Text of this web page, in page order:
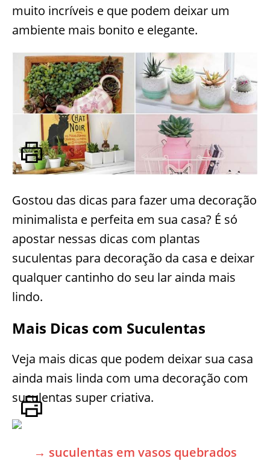
muito incríveis e que podem deixar um
ambiente mais bonito e elegante.
Gostou das dicas para fazer uma decoração
minimalista e perfeita em sua casa? É só
apostar nessas dicas com plantas
suculentas para decoração da casa e deixar
qualquer cantinho do seu lar ainda mais
lindo.
Mais Dicas com Suculentas
Veja mais dicas que podem deixar sua casa
ainda mais linda com uma decoração com
suculentas super criativa.
→ suculentas em vasos quebrados